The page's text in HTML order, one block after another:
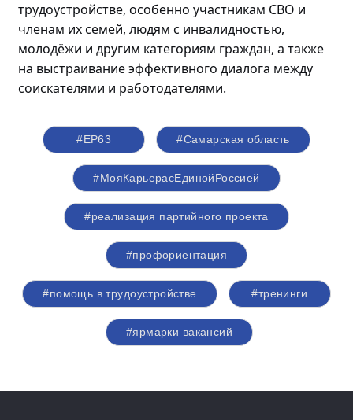
трудоустройстве, особенно участникам СВО и
членам их семей, людям с инвалидностью,
молодёжи и другим категориям граждан, а также
на выстраивание эффективного диалога между
соискателями и работодателями.
#ЕР63 #Самарская область
#МояКарьерасЕдинойРоссией
#реализация партийного проекта
#профориентация
#помощь в трудоустройстве #тренинги
#ярмарки вакансий